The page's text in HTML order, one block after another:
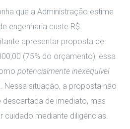
que a Administração estime
engenharia custe R$
apresentar proposta de
(75% do orçamento), essa
potencialmente inexequível
Nessa situação, a proposta não
de imediato, mas
cuidado mediante diligências.